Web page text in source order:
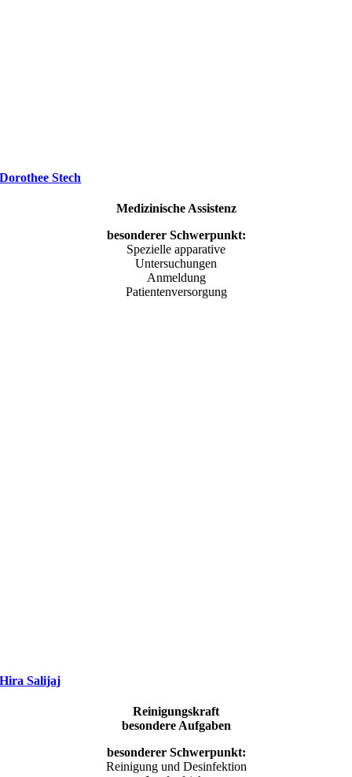
Dorothee Stech
Medizinische Assistenz
besonderer Schwerpunkt:
Spezielle apparative
Untersuchungen
Anmeldung
Patientenversorgung
Hira Salijaj
Reinigungskraft
besondere Aufgaben
besonderer Schwerpunkt:
Reinigung und Desinfektion